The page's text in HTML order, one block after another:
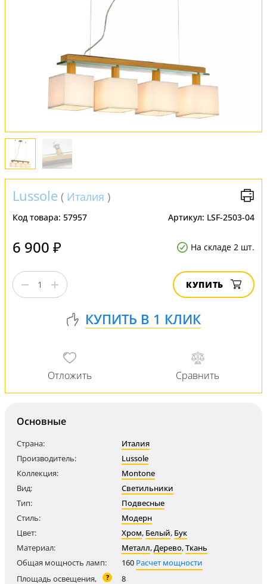
Отзывы
Lussole ( Италия )
Код товара: 57957 Артикул: LSF-2503-04
6 900 ₽ На складе 2 шт.
КУПИТЬ
Основные
Страна:
Италия
Производитель:
Lussole
Коллекция:
Montone
Вид:
Светильники
Тип:
Подвесные
Стиль:
Модерн
Цвет:
Хром, Белый, Бук
Материал:
Металл,Дерево,Ткань
Общая мощность ламп:
160 Расчет мощности
Площадь освещения,
? 8